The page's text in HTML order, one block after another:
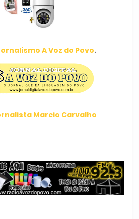
A Voz do Povo.
Marcio Carvalho